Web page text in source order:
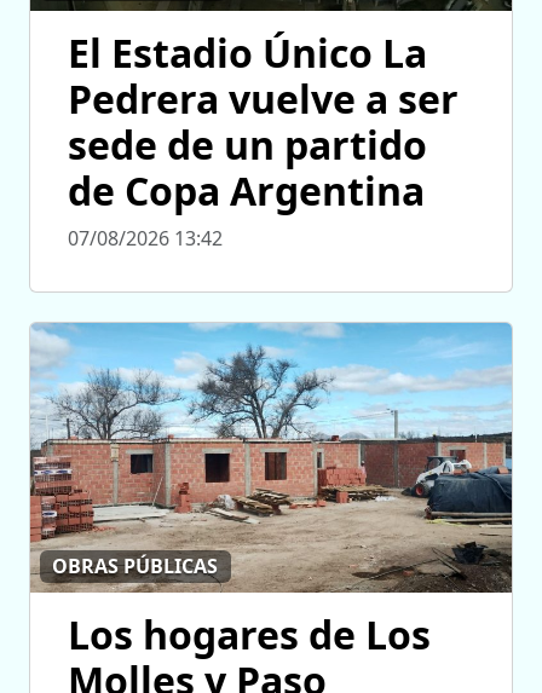
El Estadio Único La
Pedrera vuelve a ser
sede de un partido
de Copa Argentina
07/08/2026 13:42
OBRAS PÚBLICAS
Los hogares de Los
Molles y Paso